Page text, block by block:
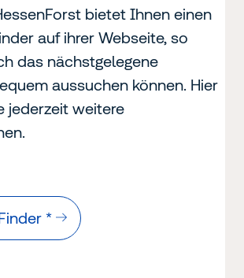
bietet Ihnen einen
auf ihrer Webseite, so
das nächstgelegene
aussuchen können. Hier
jederzeit weitere
*